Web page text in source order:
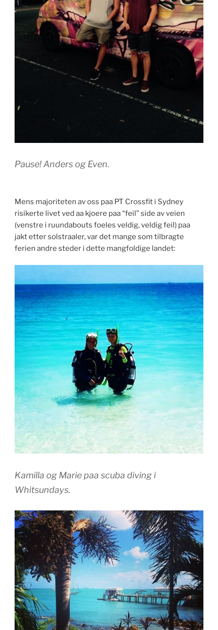
Pause! Anders og Even.
Mens majoriteten av oss paa PT Crossfit i Sydney
risikerte livet ved aa kjoere paa “feil” side av veien
(venstre i ruundabouts foeles veldig, veldig feil) paa
jakt etter solstraaler, var det mange som tilbragte
ferien andre steder i dette mangfoldige landet:
Kamilla og Marie paa scuba diving i
Whitsundays.